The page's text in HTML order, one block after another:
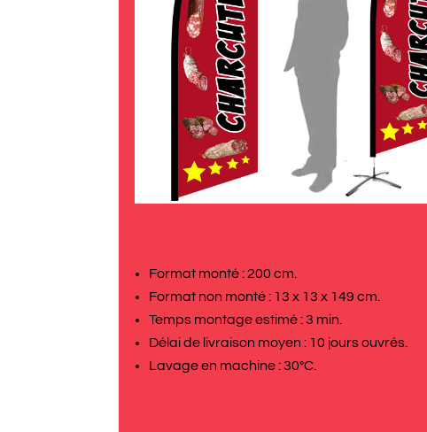
Format monté : 200 cm.
Format non monté : 13 x 13 x 149 cm.
Temps montage estimé : 3 min.
Délai de livraison moyen : 10 jours ouvrés.
Lavage en machine : 30°C.